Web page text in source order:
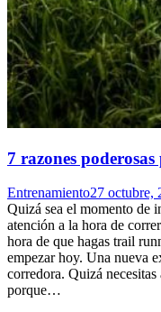
7 razones
Entrenamiento27 octubre,
Quizá sea el momento de
atención a la hora de
hora de que hagas trail
empezar hoy. Una nueva
corredora. Quizá
porque…